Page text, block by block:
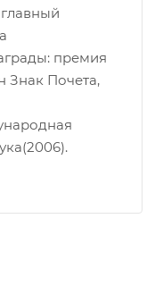
премия
Знак Почета,